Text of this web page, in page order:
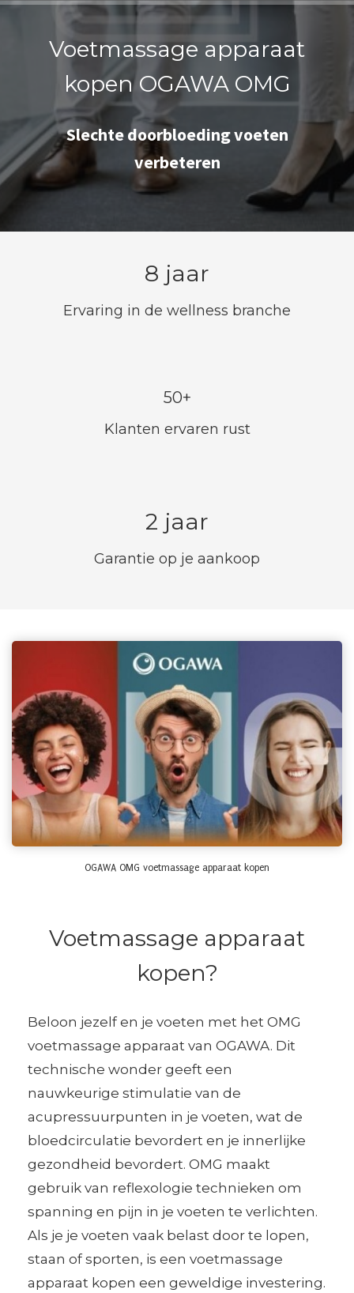
Voetmassage apparaat
kopen OGAWA OMG
Slechte doorbloeding voeten
verbeteren
8 jaar
Ervaring in de wellness branche
50+
Klanten ervaren rust
2 jaar
Garantie op je aankoop
OGAWA OMG voetmassage apparaat kopen
Voetmassage apparaat
kopen?
Beloon jezelf en je voeten met het OMG
voetmassage apparaat van OGAWA. Dit
technische wonder geeft een
nauwkeurige stimulatie van de
acupressuurpunten in je voeten, wat de
bloedcirculatie bevordert en je innerlijke
gezondheid bevordert. OMG maakt
gebruik van reflexologie technieken om
spanning en pijn in je voeten te verlichten.
Als je je voeten vaak belast door te lopen,
staan of sporten, is een voetmassage
apparaat kopen een geweldige investering.